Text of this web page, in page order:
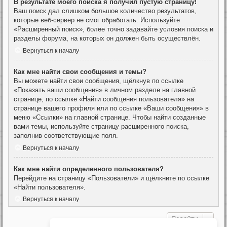
В результате моего поиска я получил пустую страницу!
Ваш поиск дал слишком большое количество результатов,
которые веб-сервер не смог обработать. Используйте
«Расширенный поиск», более точно задавайте условия поиска и
разделы форума, на которых он должен быть осуществлён.
Вернуться к началу
Как мне найти свои сообщения и темы?
Вы можете найти свои сообщения, щёлкнув по ссылке
«Показать ваши сообщения» в личном разделе на главной
странице, по ссылке «Найти сообщения пользователя» на
странице вашего профиля или по ссылке «Ваши сообщения» в
меню «Ссылки» на главной странице. Чтобы найти созданные
вами темы, используйте страницу расширенного поиска,
заполнив соответствующие поля.
Вернуться к началу
Как мне найти определенного пользователя?
Перейдите на страницу «Пользователи» и щёлкните по ссылке
«Найти пользователя».
Вернуться к началу
Перейти